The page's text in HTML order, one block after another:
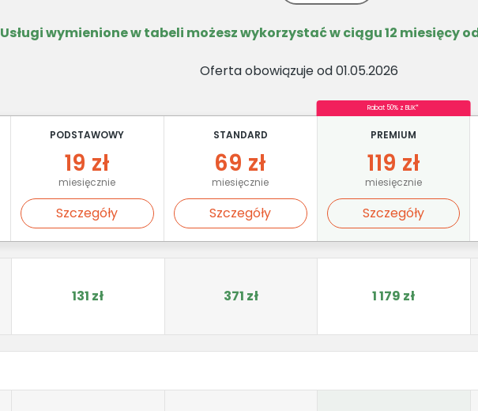
Usługi wymienione w tabeli możesz wykorzystać w ciągu 12 miesięcy
Oferta obowiązuje od 01.05.2026
PODSTAWOWY
19 zł
miesięcznie
Szczegóły
STANDARD
69 zł
miesięcznie
Szczegóły
Rabat 50% z BLIK*
PREMIUM
119 zł
miesięcznie
Szczegóły
131 zł 371 zł 1 179 zł